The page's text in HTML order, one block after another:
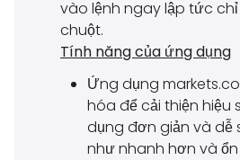
vào lệnh ngay lập tức
chuột.
Tính năng của ứng dụng
Ứng dụng
hóa để cải thiện hiệu
dụng đơn giản và dễ
như nhanh hơn và